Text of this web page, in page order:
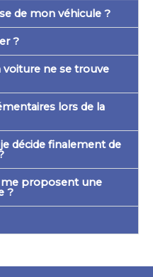
de mon véhicule ?
?
ne se trouve
lors de la
décide finalement de
proposent une
?